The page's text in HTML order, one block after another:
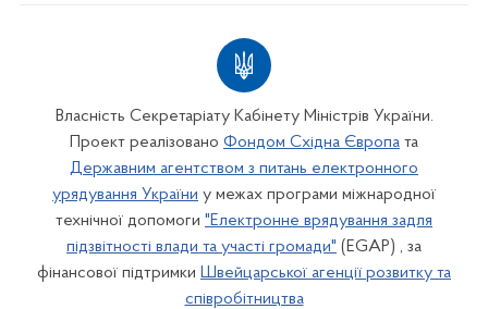
Власність Секретаріату Кабінету Міністрів України.
Проект реалізовано Фондом Східна Європа та
Державним агентством з питань електронного
урядування України у межах програми міжнародної
технічної допомоги "Електронне врядування задля
підзвітності влади та участі громади" (EGAP) , за
фінансової підтримки Швейцарської агенції розвитку та
співробітництва